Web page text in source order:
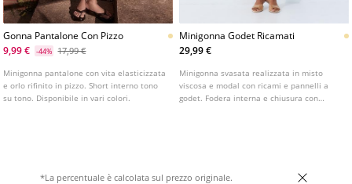
Gonna Pantalone Con Pizzo
9,99 €
-44% 17,99 €
Minigonna pantalone con vita elasticizzata
e orlo rifinito in pizzo. Short interno tono
su tono. Disponibile in vari colori.
Minigonna Godet Ricamati
29,99 €
Minigonna svasata realizzata in misto
viscosa e modal con ricami e pannelli a
godet. Fodera interna e chiusura con
*La percentuale è calcolata sul prezzo originale.